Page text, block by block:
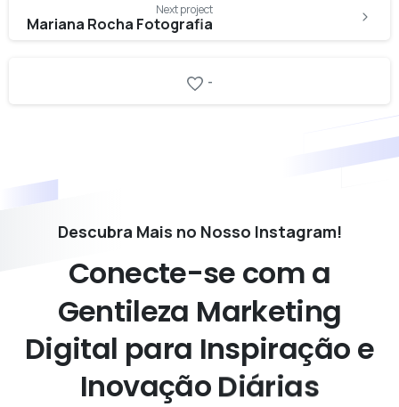
Next project
Mariana Rocha Fotografia
-
Descubra Mais no Nosso Instagram!
Conecte-se com a
Gentileza Marketing
Digital para Inspiração e
Inovação Diárias